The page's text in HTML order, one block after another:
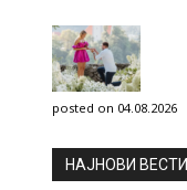
posted on 04.08.2026
НAЈНОВИ ВЕСТИ